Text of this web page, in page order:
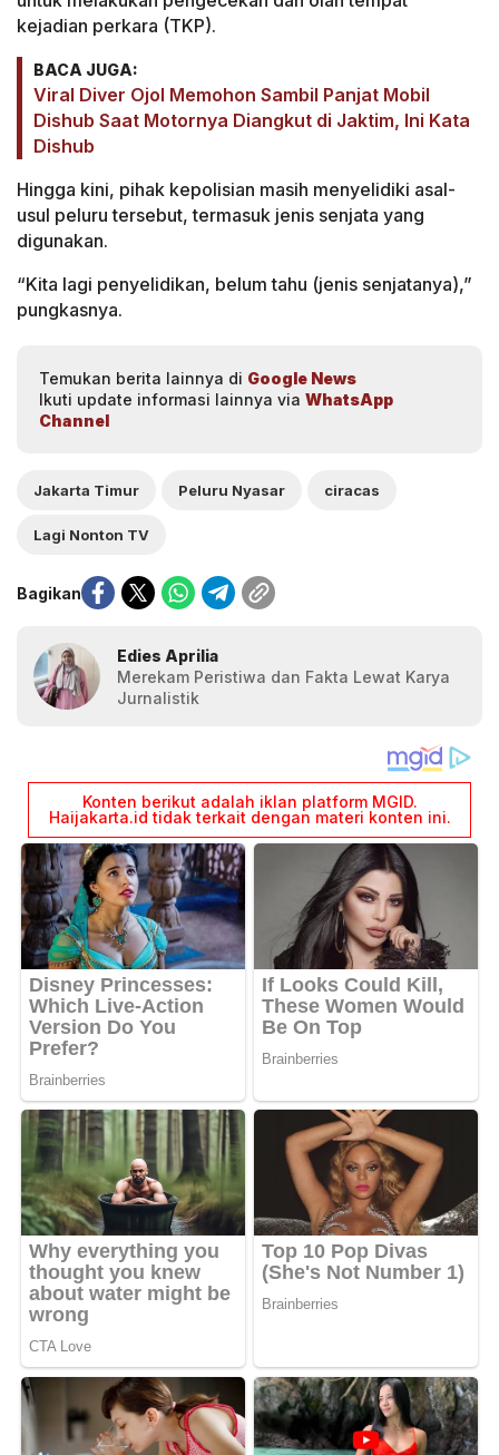
kejadian perkara (TKP).
BACA JUGA:
Viral Diver Ojol Memohon Sambil Panjat Mobil
Dishub Saat Motornya Diangkut di Jaktim, Ini Kata
Dishub
Hingga kini, pihak kepolisian masih menyelidiki asal-
usul peluru tersebut, termasuk jenis senjata yang
digunakan.
“Kita lagi penyelidikan, belum tahu (jenis senjatanya),”
pungkasnya.
Temukan berita lainnya di Google News
Ikuti update informasi lainnya via WhatsApp
Channel
Jakarta Timur Peluru Nyasar ciracas
Lagi Nonton TV
Bagikan
Edies Aprilia
Merekam Peristiwa dan Fakta Lewat Karya
Jurnalistik